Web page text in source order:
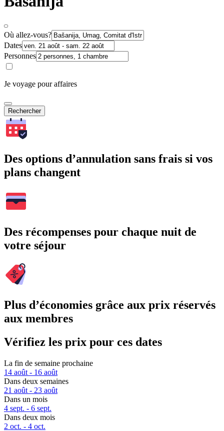
Où allez-vous?
Dates
Personnes
Je voyage pour affaires
Rechercher
Des options d’annulation sans frais si vos
plans changent
Des récompenses pour chaque nuit de
votre séjour
Plus d’économies grâce aux prix réservés
aux membres
Vérifiez les prix pour ces dates
La fin de semaine prochaine
14 août - 16 août
Dans deux semaines
21 août - 23 août
Dans un mois
4 sept. - 6 sept.
Dans deux mois
2 oct. - 4 oct.